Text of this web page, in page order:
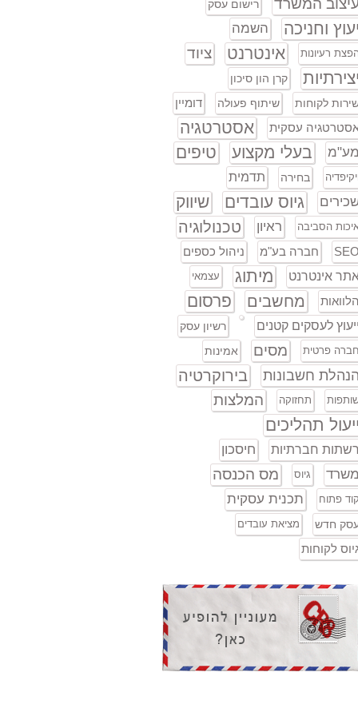
עיצוב המשרד רישום עסק
יעוץ וחניכה השמה
רעיונות אינטרנט ציוד
יצירתיות
קרן הון סיכון
לקוחות
שיתוף פעולה
דומיין
עסקית
אסטרטגיה
מע"מ בעלי מקצוע טיפים
בחירה תדמית
גיוס עובדים שיווק
הסביבה ראיון טכנולוגיה
SEO חברה בע"מ
ניהול כספים
אינטרנט
מיתוג עצמאי
הלוואות מחשבים פרסום
ייעוץ לעסקים קטנים רשיון עסק
חברה פרטית מסים אמינות
הנהלת חשבונות בירוקרטיה
תחזוקה המלצות
ייעול תהליכים
רשתות חברתיות
חיסכון
משרד
גיוס מס הכנסה
קוד פתוח תכנית עסקית
חדש מציאת עובדים
לקוחות